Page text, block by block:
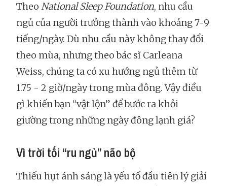
Theo National Sleep Foundation, nhu cầu
ngủ của người trưởng thành vào khoảng 7-9
tiếng/ngày. Dù nhu cầu này không thay đổi
theo mùa, nhưng theo bác sĩ Carleana
Weiss, chúng ta có xu hướng ngủ thêm từ
1.75 - 2 giờ/ngày trong mùa đông. Vậy điều
gì khiến bạn “vật lộn” để bước ra khỏi
giường trong những ngày đông lạnh giá?
Vì trời tối “ru ngủ” não bộ
Thiếu hụt ánh sáng là yếu tố đầu tiên lý giải